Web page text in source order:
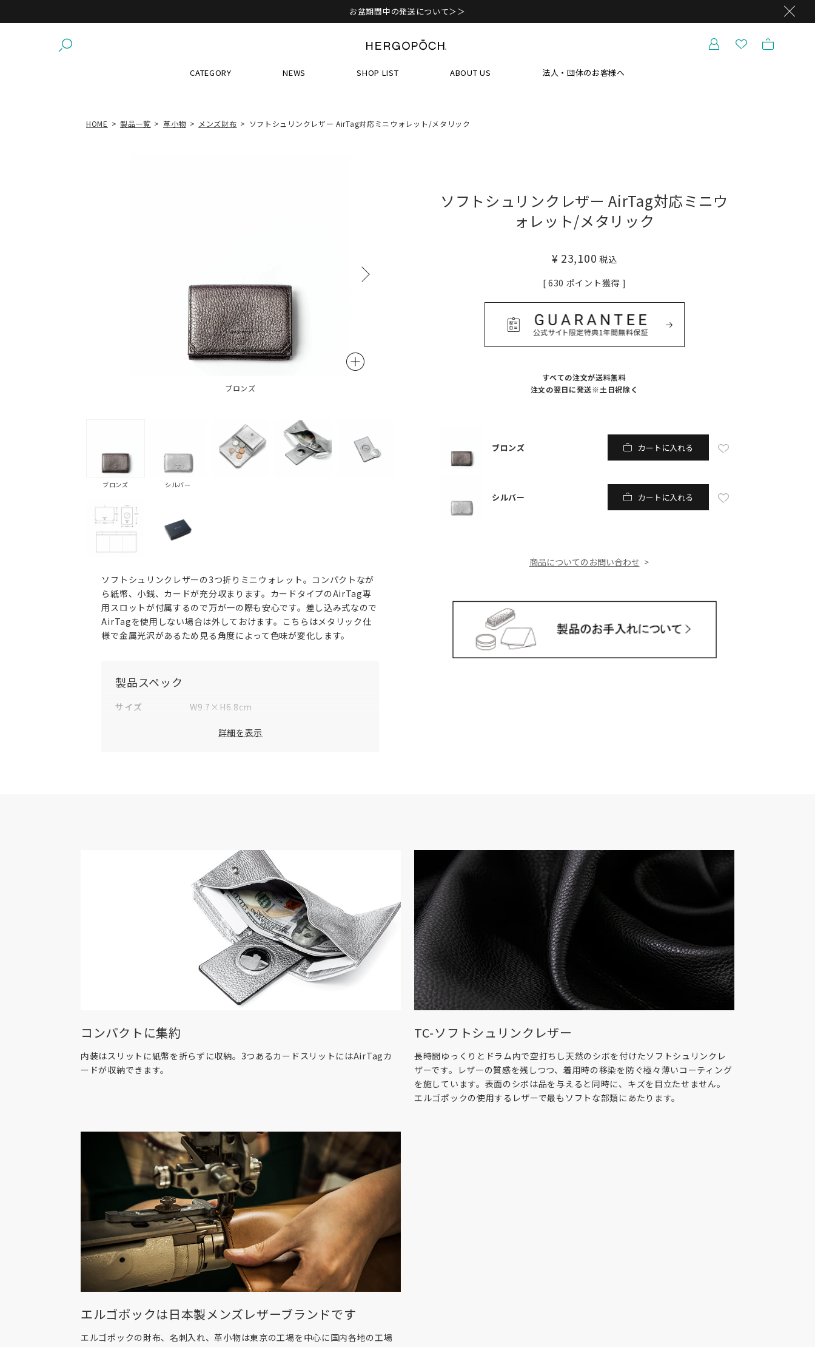
お盆期間中の発送について＞＞
CATEGORY NEWS SHOP LIST ABOUT US 法人・団体のお客様へ
HOME 製品一覧 革小物 メンズ財布 ソフトシュリンクレザー AirTag対応ミニウォレット/メタリック
ブロンズ
ブロンズ シルバー
ソフトシュリンクレザーの3つ折りミニウォレット。コンパクトなが
ら紙幣、小銭、カードが充分収まります。カードタイプのAirTag専
用スロットが付属するので万が一の際も安心です。差し込み式なので
AirTagを使用しない場合は外しておけます。こちらはメタリック仕
様で金属光沢があるため見る角度によって色味が変化します。
製品スペック
サイズ
W9.7×H6.8cm
表地：牛革
TCMW-MW
日本
※製品および付属品の仕様は、改良のため予告なく変更する場合があり
※製品画像の色に関しましてはお使いのパソコンや携帯端末のモニター
環境により、実際の製品と異なって見える場合がございます。あらかじ
※本製品は天然皮革素材を使用しているため、色味、風合いに個体差が
ございます。素材の特性としてご理解ください。
詳細を表示
ソフトシュリンクレザー AirTag対応ミニウ
ォレット/メタリック
¥ 23,100 税込
[ 630 ポイント獲得 ]
すべての注文が送料無料
注文の翌日に発送※土日祝除く
ブロンズ カートに入れる
シルバー カートに入れる
商品についてのお問い合わせ
コンパクトに集約
内装はスリットに紙幣を折らずに収納。3つあるカードスリットにはAirTagカ
ードが収納できます。
TC-ソフトシュリンクレザー
長時間ゆっくりとドラム内で空打ちし天然のシボを付けたソフトシュリンクレ
ザーです。レザーの質感を残しつつ、着用時の移染を防ぐ極々薄いコーティング
を施しています。表面のシボは品を与えると同時に、キズを目立たせません。
エルゴポックの使用するレザーで最もソフトな部類にあたります。
エルゴポックは日本製メンズレザーブランドです
エルゴポックの財布、名刺入れ、革小物は東京の工場を中心に国内各地の工場